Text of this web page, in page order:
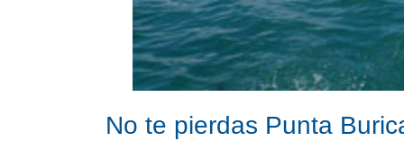
No te pierdas Punta